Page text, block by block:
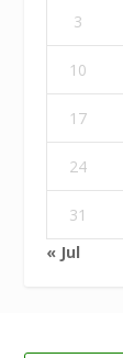
3
10
17
24
31
« Jul